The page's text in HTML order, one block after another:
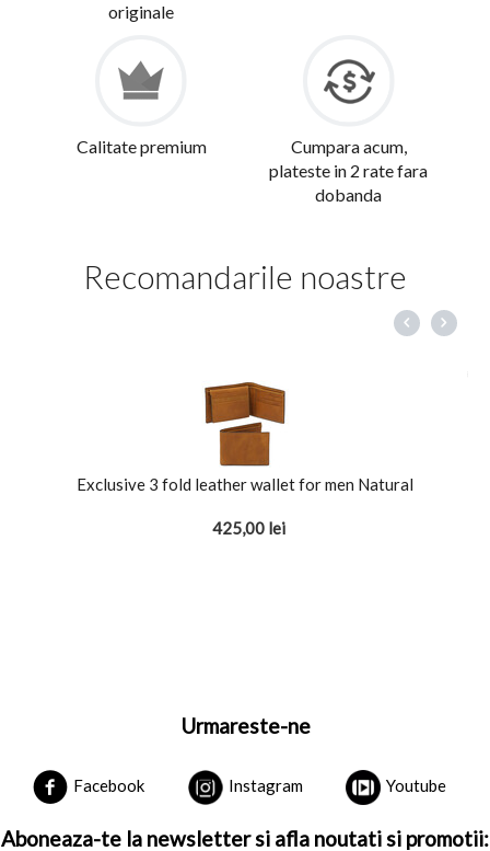
originale
Calitate premium
Cumpara acum,
plateste in 2 rate fara
dobanda
Recomandarile noastre
Exclusive 3 fold leather wallet for men Natural
425,00 lei
Urmareste-ne
Facebook Instagram Youtube
Aboneaza-te la newsletter si afla noutati si promotii: